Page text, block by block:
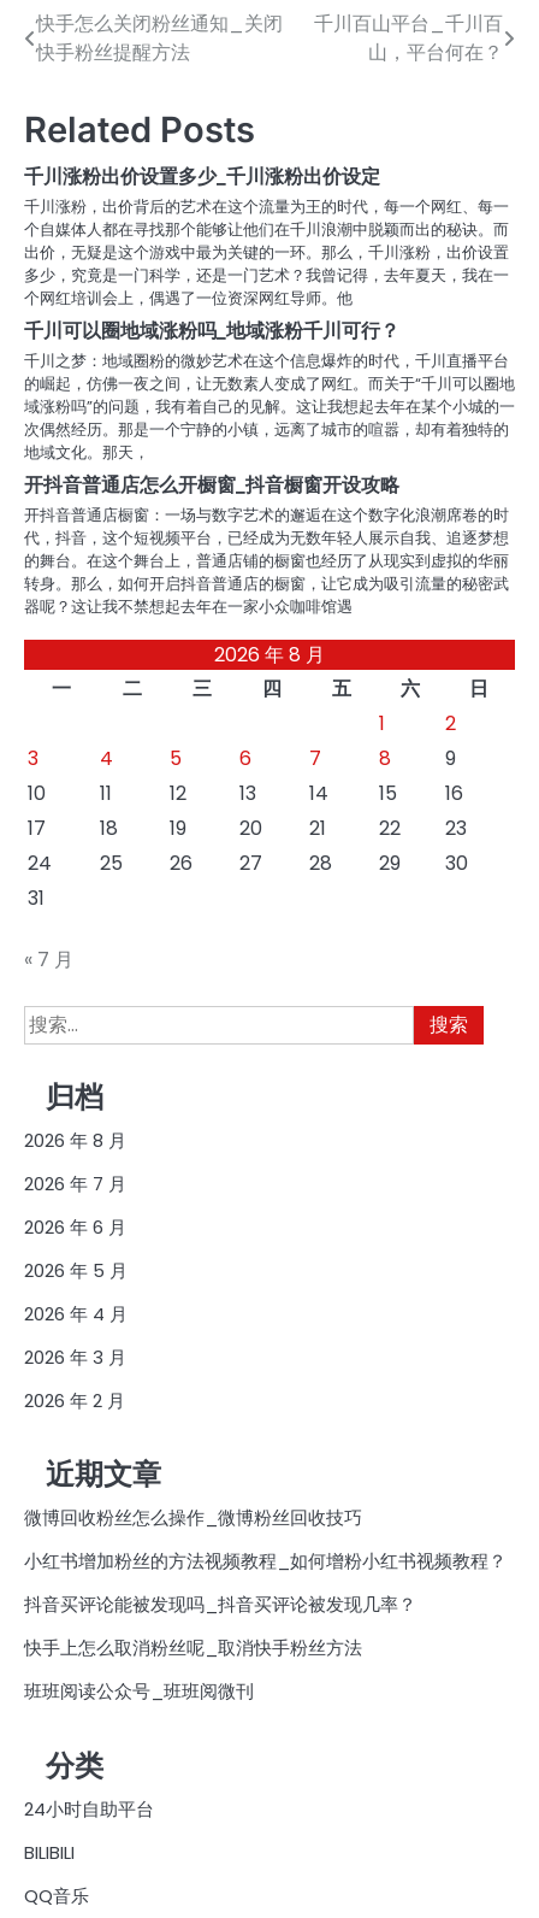
文
章
导
航
快手怎么关闭粉丝通知_关闭
快手粉丝提醒方法
千川百山平台_千川百
山，平台何在？
Related Posts
千川涨粉出价设置多少_千川涨粉出价设定
千川涨粉，出价背后的艺术在这个流量为王的时代，每一个网红、每一
个自媒体人都在寻找那个能够让他们在千川浪潮中脱颖而出的秘诀。而
出价，无疑是这个游戏中最为关键的一环。那么，千川涨粉，出价设置
多少，究竟是一门科学，还是一门艺术？我曾记得，去年夏天，我在一
个网红培训会上，偶遇了一位资深网红导师。他
千川可以圈地域涨粉吗_地域涨粉千川可行？
千川之梦：地域圈粉的微妙艺术在这个信息爆炸的时代，千川直播平台
的崛起，仿佛一夜之间，让无数素人变成了网红。而关于“千川可以圈地
域涨粉吗”的问题，我有着自己的见解。这让我想起去年在某个小城的一
次偶然经历。那是一个宁静的小镇，远离了城市的喧嚣，却有着独特的
地域文化。那天，
开抖音普通店怎么开橱窗_抖音橱窗开设攻略
开抖音普通店橱窗：一场与数字艺术的邂逅在这个数字化浪潮席卷的时
代，抖音，这个短视频平台，已经成为无数年轻人展示自我、追逐梦想
的舞台。在这个舞台上，普通店铺的橱窗也经历了从现实到虚拟的华丽
转身。那么，如何开启抖音普通店的橱窗，让它成为吸引流量的秘密武
器呢？这让我不禁想起去年在一家小众咖啡馆遇
2026 年 8 月
一
二 三 四 五 六
日
1
2
3
4 5 6 7 8
9
10
11 12 13 14 15
16
17
18 19 20 21 22
23
24
25 26 27 28 29
30
31
« 7 月
搜
索：
归档
2026 年 8 月
2026 年 7 月
2026 年 6 月
2026 年 5 月
2026 年 4 月
2026 年 3 月
2026 年 2 月
近期文章
微博回收粉丝怎么操作_微博粉丝回收技巧
小红书增加粉丝的方法视频教程_如何增粉小红书视频教程？
抖音买评论能被发现吗_抖音买评论被发现几率？
快手上怎么取消粉丝呢_取消快手粉丝方法
班班阅读公众号_班班阅微刊
分类
24小时自助平台
BILIBILI
QQ音乐